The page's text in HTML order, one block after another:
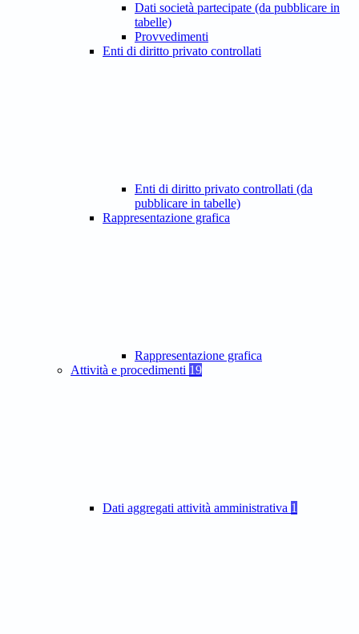
Dati società partecipate (da pubblicare in
tabelle)
Provvedimenti
Enti di diritto privato controllati
Enti di diritto privato controllati (da
pubblicare in tabelle)
Rappresentazione grafica
Rappresentazione grafica
Attività e procedimenti 19
Dati aggregati attività amministrativa 1